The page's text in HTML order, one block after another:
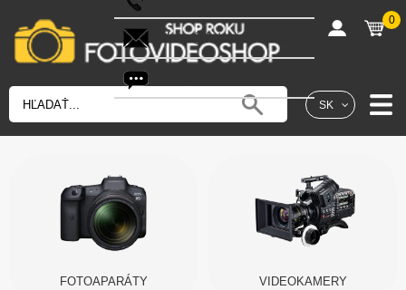
SK
shop@fotovideoshop.sk
0
FOTOAPARÁTY VIDEOKAMERY